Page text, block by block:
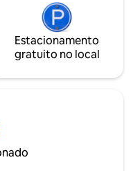
Estacionamento
gratuito no local